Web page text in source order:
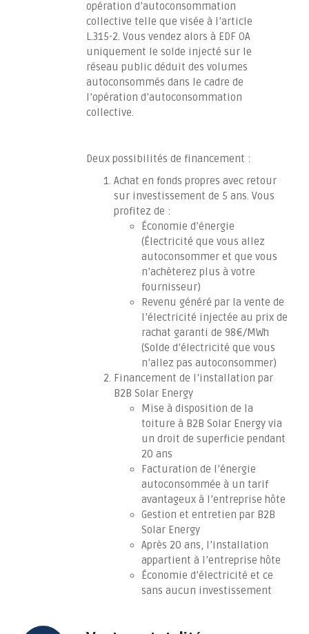
opération d’autoconsommation
collective telle que visée à l’article
L.315-2. Vous vendez alors à EDF OA
uniquement le solde injecté sur le
réseau public déduit des volumes
autoconsommés dans le cadre de
l’opération d’autoconsommation
collective.
Deux possibilités de financement :
Achat en fonds propres avec retour
sur investissement de 5 ans. Vous
profitez de :
Économie d’énergie
(Électricité que vous allez
autoconsommer et que vous
n’achèterez plus à votre
fournisseur)
Revenu généré par la vente de
l’électricité injectée au prix de
rachat garanti de 98€/MWh
(Solde d’électricité que vous
n’allez pas autoconsommer)
Financement de l’installation par
B2B Solar Energy
Mise à disposition de la
toiture à B2B Solar Energy via
un droit de superficie pendant
20 ans
Facturation de l’énergie
autoconsommée à un tarif
avantageux à l’entreprise hôte
Gestion et entretien par B2B
Solar Energy
Après 20 ans, l’installation
appartient à l’entreprise hôte
Économie d’électricité et ce
sans aucun investissement